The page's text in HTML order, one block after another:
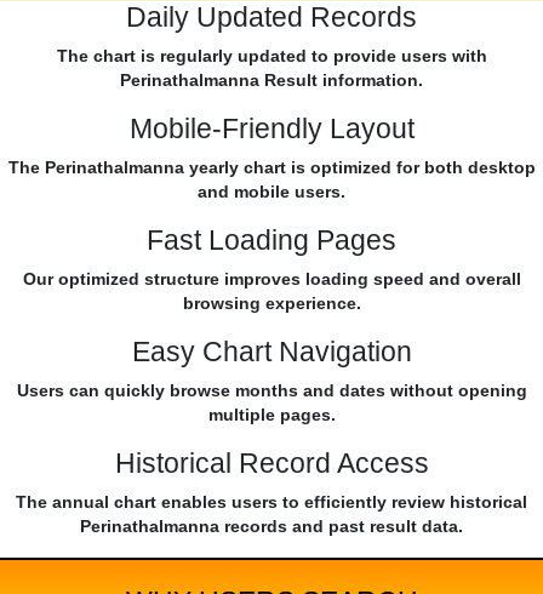
Daily Updated Records
The chart is regularly updated to provide users with
Perinathalmanna Result information.
Mobile-Friendly Layout
The Perinathalmanna yearly chart is optimized for both desktop
and mobile users.
Fast Loading Pages
Our optimized structure improves loading speed and overall
browsing experience.
Easy Chart Navigation
Users can quickly browse months and dates without opening
multiple pages.
Historical Record Access
The annual chart enables users to efficiently review historical
Perinathalmanna records and past result data.